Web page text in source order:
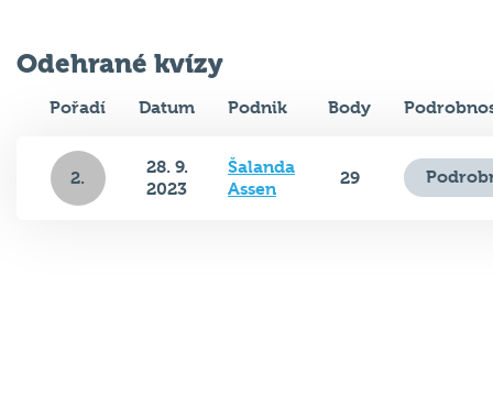
Odehrané kvízy
Pořadí Datum Podnik Body
2.
28. 9.
2023
Šalanda
Assen
29